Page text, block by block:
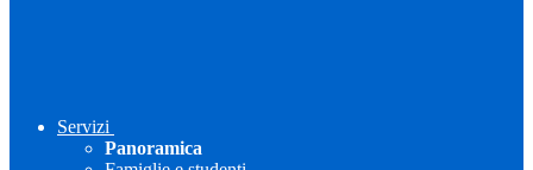
Servizi
Panoramica